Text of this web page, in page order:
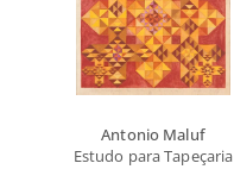
Antonio Maluf
Estudo para Tapeçaria